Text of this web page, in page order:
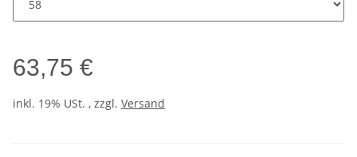
63,75 €
inkl. 19% USt. , zzgl. Versand